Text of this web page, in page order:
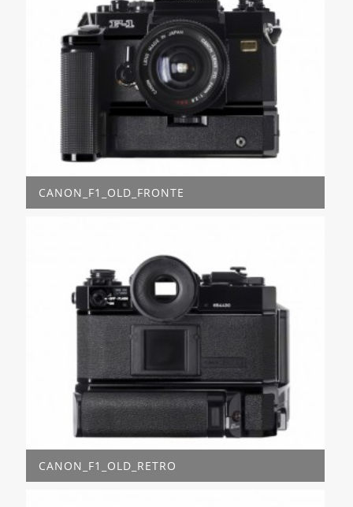
CANON_F1_OLD_FRONTE
CANON_F1_OLD_RETRO